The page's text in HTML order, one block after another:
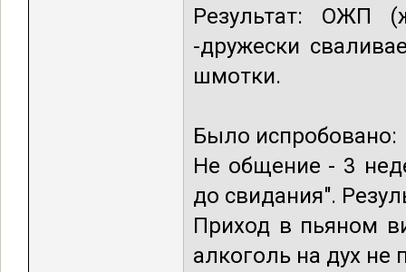
Результат: ОЖП
-дружески
шмотки.
Было испробовано:
Не общение - 3
до свидания".
Приход в пьяном
алкоголь на дух не